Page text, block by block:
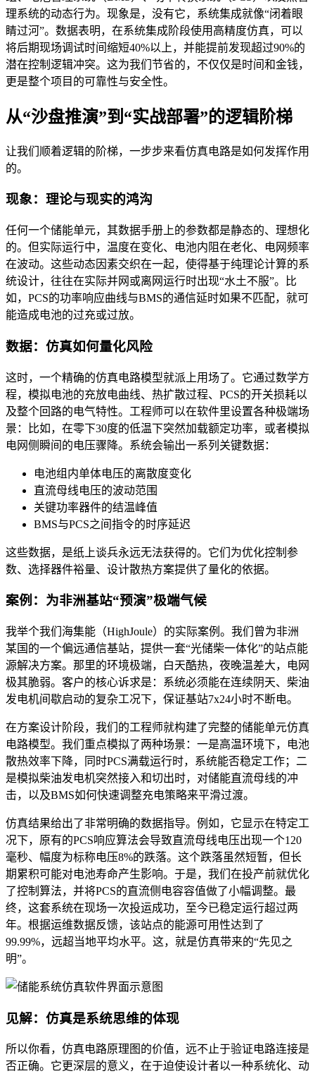
理系统的动态行为。现象是，没有它，系统集成就像“闭着眼
睛过河”。数据表明，在系统集成阶段使用高精度仿真，可以
将后期现场调试时间缩短40%以上，并能提前发现超过90%的
潜在控制逻辑冲突。这为我们节省的，不仅仅是时间和金钱，
更是整个项目的可靠性与安全性。
从“沙盘推演”到“实战部署”的逻辑阶梯
让我们顺着逻辑的阶梯，一步步来看仿真电路是如何发挥作用
的。
现象：理论与现实的鸿沟
任何一个储能单元，其数据手册上的参数都是静态的、理想化
的。但实际运行中，温度在变化、电池内阻在老化、电网频率
在波动。这些动态因素交织在一起，使得基于纯理论计算的系
统设计，往往在实际并网或离网运行时出现“水土不服”。比
如，PCS的功率响应曲线与BMS的通信延时如果不匹配，就可
能造成电池的过充或过放。
数据：仿真如何量化风险
这时，一个精确的仿真电路模型就派上用场了。它通过数学方
程，模拟电池的充放电曲线、热扩散过程、PCS的开关损耗以
及整个回路的电气特性。工程师可以在软件里设置各种极端场
景：比如，在零下30度的低温下突然加载额定功率，或者模拟
电网侧瞬间的电压骤降。系统会输出一系列关键数据：
电池组内单体电压的离散度变化
直流母线电压的波动范围
关键功率器件的结温峰值
BMS与PCS之间指令的时序延迟
这些数据，是纸上谈兵永远无法获得的。它们为优化控制参
数、选择器件裕量、设计散热方案提供了量化的依据。
案例：为非洲基站“预演”极端气候
我举个我们海集能（HighJoule）的实际案例。我们曾为非洲
某国的一个偏远通信基站，提供一套“光储柴一体化”的站点能
源解决方案。那里的环境极端，白天酷热，夜晚温差大，电网
极其脆弱。客户的核心诉求是：系统必须能在连续阴天、柴油
发电机间歇启动的复杂工况下，保证基站7x24小时不断电。
在方案设计阶段，我们的工程师就构建了完整的储能单元仿真
电路模型。我们重点模拟了两种场景：一是高温环境下，电池
散热效率下降，同时PCS满载运行时，系统能否稳定工作；二
是模拟柴油发电机突然接入和切出时，对储能直流母线的冲
击，以及BMS如何快速调整充电策略来平滑过渡。
仿真结果给出了非常明确的数据指导。例如，它显示在特定工
况下，原有的PCS响应算法会导致直流母线电压出现一个120
毫秒、幅度为标称电压8%的跌落。这个跌落虽然短暂，但长
期累积可能对电池寿命产生影响。于是，我们在投产前就优化
了控制算法，并将PCS的直流侧电容容值做了小幅调整。最
终，这套系统在现场一次投运成功，至今已稳定运行超过两
年。根据运维数据反馈，该站点的能源可用性达到了
99.99%，远超当地平均水平。这，就是仿真带来的“先见之
明”。
见解：仿真是系统思维的体现
所以你看，仿真电路原理图的价值，远不止于验证电路连接是
否正确。它更深层的意义，在于迫使设计者以一种系统化、动